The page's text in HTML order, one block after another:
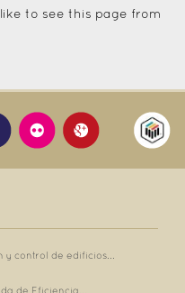
to see this page from
y control de edificios...